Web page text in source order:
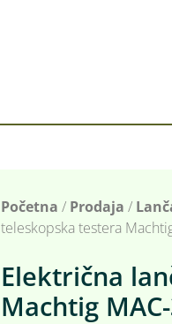
Početna / Prodaja /
teleskopska testera
Električna
Machtig